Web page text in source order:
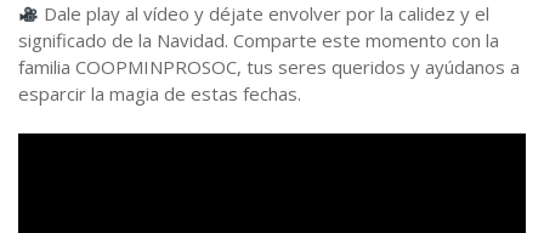
Dale play al vídeo y déjate envolver por la calidez y el
significado de la Navidad. Comparte este momento con la
familia COOPMINPROSOC, tus seres queridos y ayúdanos a
esparcir la magia de estas fechas.